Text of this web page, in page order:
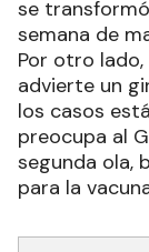
se
semana de
Por otro
advierte un
los casos
preocupa al
segunda ola,
para la